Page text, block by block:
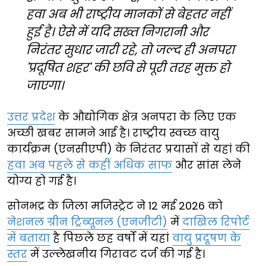
हवा अब भी राष्ट्रीय मानकों से बेहतर नहीं
हुई है। ऐसे में यदि सख्त निगरानी और
निरंतर सुधार जारी रहे, तो जल्द ही अनपरा
'प्रदूषित शहर' की छवि से पूरी तरह मुक्त हो
जाएगा।
उत्तर प्रदेशके औद्योगिक क्षेत्र अनपरा के लिए एक
अच्छी खबर सामने आई है। राष्ट्रीय स्वच्छ वायु
कार्यक्रम (एनसीएपी) के निरंतर प्रयासों से यहां की
हवा अब पहले से कहीं अधिक साफ और सांस लेने
योग्य हो गई है।
सोनभद्र के जिला मजिस्ट्रेट ने 12 मई 2026 को
नेशनल ग्रीन ट्रिब्यूनल (एनजीटी) में दाखिल रिपोर्ट
में बताया है पिछले छह वर्षों में यहां वायु प्रदूषण के
स्तर में उल्लेखनीय गिरावट दर्ज की गई है।